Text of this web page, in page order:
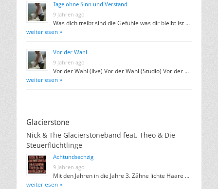
Tage ohne Sinn und Verstand
9 Jahren ago
Was dich treibt sind die Gefühle was dir bleibt ist …
weiterlesen »
Vor der Wahl
9 Jahren ago
Vor der Wahl (live) Vor der Wahl (Studio) Vor der …
weiterlesen »
Glacierstone
Nick & The Glacierstoneband feat. Theo & Die
Steuerflüchtlinge
Achtundsechzig
9 Jahren ago
Mit den Jahren in die Jahre 3. Zähne lichte Haare …
weiterlesen »